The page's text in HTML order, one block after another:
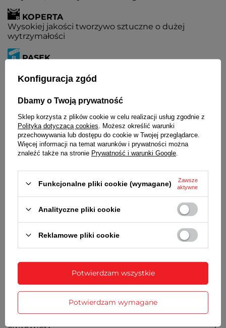
KOPERTA
Wysokiej jakości tworzywo sztuczne o dużej
wytrzymałości
PASEK
Czas działania zegarka bez konieczności wymiany
baterii - 3 lata
MECHANIZM
MYIOTA
ŚREDNICA KOPERTY
GRUBOŚĆ KOPERTY
13 mm
ŚREDNICA SZKIEŁKA
SZEROKOŚĆ PASKA
26 mm przy kopercie, w dalszej części zwężany do
22 mm
SZCZEGÓŁOWE DANE
Konfiguracja zgód
Dbamy o Twoją prywatność
Sklep korzysta z plików cookie w celu realizacji usług zgodnie z
Polityką dotyczącą cookies . Możesz określić warunki
przechowywania lub dostępu do cookie w Twojej przeglądarce.
Więcej informacji na temat warunków i prywatności można
znaleźć także na stronie Prywatność i warunki Google
Funkcjonalne pliki cookie (wymagane)
Zawsze
aktywne
Analityczne pliki cookie
Reklamowe pliki cookie
Potwierdzam wymagane
Potwierdzam wszystkie